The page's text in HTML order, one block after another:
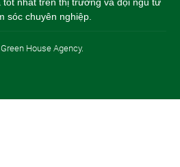
sóc chuyên nghiệp.
House Agency.